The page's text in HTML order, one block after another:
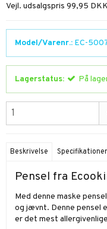
Vejl. udsalgspris 99,95 DKK
Model/Varenr.: EC-
Lagerstatus: På
Beskrivelse Specifikationer
Pensel fra
Med denne maske
og jævnt. Denne pensel
er det mest